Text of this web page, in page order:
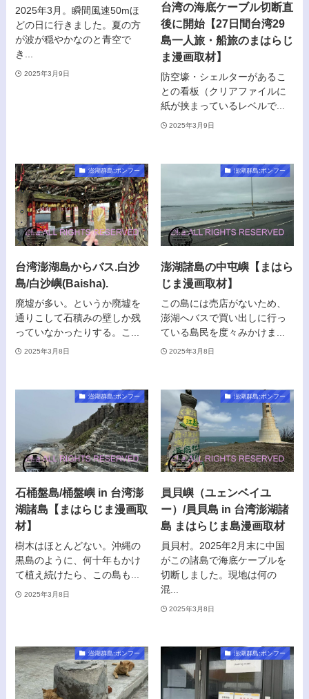
2025年3月。瞬間風速50mほ
どの日に行きました。夏の方
が波が穏やかなのと青空で
き...
2025年3月9日
台湾の海底ケーブル切断直
後に開始【27日間台湾29
島一人旅・船旅のまはらじ
ま漫画取材】
防空壕・シェルターがあるこ
との看板（クリアファイルに
紙が挟まっているレベルで...
2025年3月9日
澎湖群島:ポンフー
台湾澎湖島からバス.白沙
島/白沙嶼(Baisha).
廃墟が多い。というか廃墟を
通りこして石積みの壁しか残
っていなかったりする。こ...
2025年3月8日
澎湖群島:ポンフー
澎湖諸島の中屯嶼【まはら
じま漫画取材】
この島には売店がないため、
澎湖へバスで買い出しに行っ
ている島民を度々みかけま...
2025年3月8日
澎湖群島:ポンフー
石桶盤島/桶盤嶼 in 台湾澎
湖諸島【まはらじま漫画取
材】
樹木はほとんどない。沖縄の
黒島のように、何十年もかけ
て植え続けたら、この島も...
2025年3月8日
澎湖群島:ポンフー
員貝嶼（ユェンベイユ
ー）/員貝島 in 台湾澎湖諸
島 まはらじま島漫画取材
員貝村。2025年2月末に中国
がこの諸島で海底ケーブルを
切断しました。現地は何の
混...
2025年3月8日
澎湖群島:ポンフー 澎湖群島:ポンフー